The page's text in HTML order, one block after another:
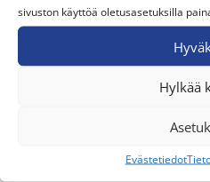
sivuston käyttöä oletusasetuksilla
Hylkää
Evästetiedot
3.
vaivattomasti 1-2